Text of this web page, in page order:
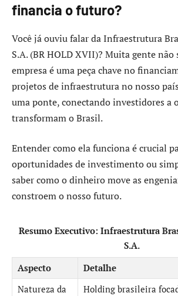
financia o futuro?
Você já ouviu falar da Infraestrutura
S.A. (BR HOLD XVII)? Muita gente não
empresa é uma peça chave no
projetos de infraestrutura no nosso
uma ponte, conectando investidores a
transformam o Brasil.
Entender como ela funciona é crucial
oportunidades de investimento ou
saber como o dinheiro move as
constroem o nosso futuro.
Resumo Executivo: Infraestrutura
S.A.
Aspecto
Detalhe
Natureza da
Holding brasileira